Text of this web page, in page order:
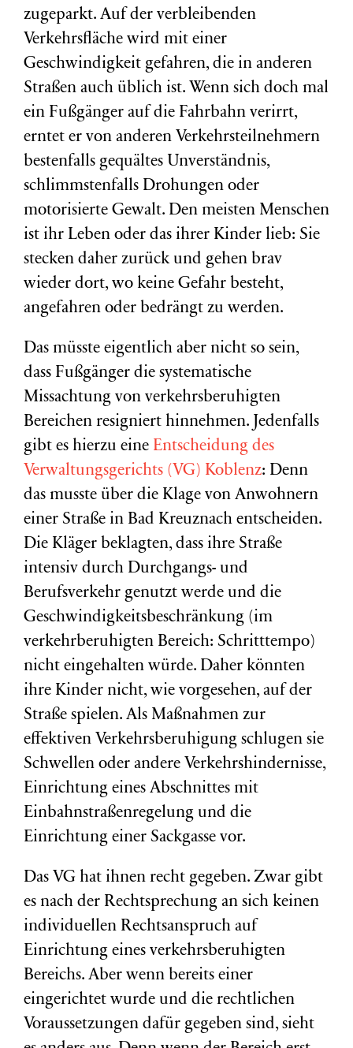
zugeparkt. Auf der verbleibenden
Verkehrsfläche wird mit einer
Geschwindigkeit gefahren, die in anderen
Straßen auch üblich ist. Wenn sich doch mal
ein Fußgänger auf die Fahrbahn verirrt,
erntet er von anderen Verkehrsteilnehmern
bestenfalls gequältes Unverständnis,
schlimmstenfalls Drohungen oder
motorisierte Gewalt. Den meisten Menschen
ist ihr Leben oder das ihrer Kinder lieb: Sie
stecken daher zurück und gehen brav
wieder dort, wo keine Gefahr besteht,
angefahren oder bedrängt zu werden.
Das müsste eigentlich aber nicht so sein,
dass Fußgänger die systematische
Missachtung von verkehrsberuhigten
Bereichen resigniert hinnehmen. Jedenfalls
gibt es hierzu eine Entscheidung des
Verwaltungsgerichts (VG) Koblenz: Denn
das musste über die Klage von Anwohnern
einer Straße in Bad Kreuznach entscheiden.
Die Kläger beklagten, dass ihre Straße
intensiv durch Durchgangs- und
Berufsverkehr genutzt werde und die
Geschwindigkeitsbeschränkung (im
verkehrberuhigten Bereich: Schritttempo)
nicht eingehalten würde. Daher könnten
ihre Kinder nicht, wie vorgesehen, auf der
Straße spielen. Als Maßnahmen zur
effektiven Verkehrsberuhigung schlugen sie
Schwellen oder andere Verkehrshindernisse,
Einrichtung eines Abschnittes mit
Einbahnstraßenregelung und die
Einrichtung einer Sackgasse vor.
Das VG hat ihnen recht gegeben. Zwar gibt
es nach der Rechtsprechung an sich keinen
individuellen Rechtsanspruch auf
Einrichtung eines verkehrsberuhigten
Bereichs. Aber wenn bereits einer
eingerichtet wurde und die rechtlichen
Voraussetzungen dafür gegeben sind, sieht